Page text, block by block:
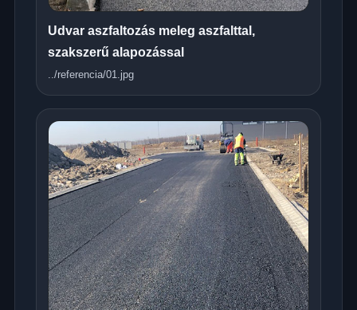
Udvar aszfaltozás meleg aszfalttal,
szakszerű alapozással
../referencia/01.jpg